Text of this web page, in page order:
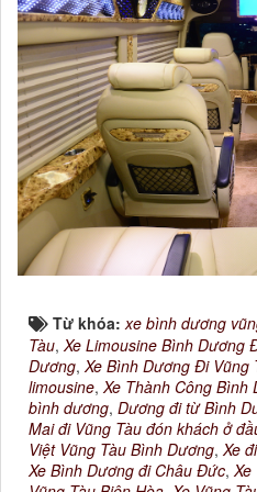
Từ khóa: xe bình dương
Tàu, Xe Limousine Bình Dương
Dương, Xe Bình Dương Đi Vũng
limousine, Xe Thành Công Bình
bình dương, Dương đi từ Bình
Mai đi Vũng Tàu đón khách ở
Việt Vũng Tàu Bình Dương, Xe
Xe Bình Dương đi Châu Đức,